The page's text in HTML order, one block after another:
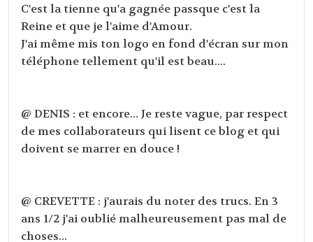
C'est la tienne qu'a gagnée passque c'est la
Reine et que je l'aime d'Amour.
J'ai même mis ton logo en fond d'écran sur mon
téléphone tellement qu'il est beau....
@ DENIS : et encore... Je reste vague, par respect
de mes collaborateurs qui lisent ce blog et qui
doivent se marrer en douce !
@ CREVETTE : j'aurais du noter des trucs. En 3
ans 1/2 j'ai oublié malheureusement pas mal de
choses...